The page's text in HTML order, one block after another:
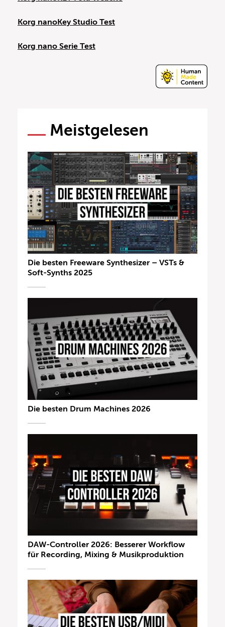
Korg nanoKey Studio Test
Korg nano Serie Test
Meistgelesen
Die besten Freeware Synthesizer – VSTs &
Soft-Synths 2025
Die besten Drum Machines 2026
DAW-Controller 2026: Besserer Workflow
für Recording, Mixing & Musikproduktion